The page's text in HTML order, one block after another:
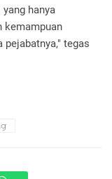
hanya
kemampuan
tegas